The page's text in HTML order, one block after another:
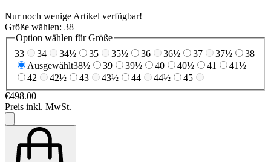
Nur noch wenige Artikel verfügbar!
Größe wählen: 38
Option wählen für Größe
33
34 34½ 35 35½ 36 36½ 37 37½
38
Ausgewählt38½ 39 39½ 40 40½ 41
41½
42
42½ 43 43½ 44 44½
45
€498.00
Preis inkl. MwSt.